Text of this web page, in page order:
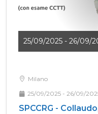
25/09/2025 - 26/09/
Milano
25/09/2025 - 26/09/
SPCCRG -